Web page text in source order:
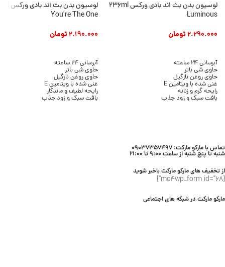
لوسیون بدن بث اند بادی ورکس 236ml
Luminous
2.290.000تومان
آبرسانی 24 ساعته
حاوی شی باتر
حاوی روغن نارگیل
غنی شده با ویتامین E
رایحه گرم و زنانه
بافت سبک و زود جذب
You’re The One
2.190.000تومان
آبرسانی 24 ساعته
حاوی شی باتر
حاوی روغن نارگیل
غنی شده با ویتامین E
رایحه لطیف و ماندگار
بافت سبک و زود جذب
تماس با مارکو مارکت: 09037357497
شنبه تا پنج شنبه از ساعت 9:00 تا 21:00
از تخفیف های مارکو مارکت باخبر شوید
[mc4wp_form id="68"]
مارکو مارکت در شبکه های اجتماعی